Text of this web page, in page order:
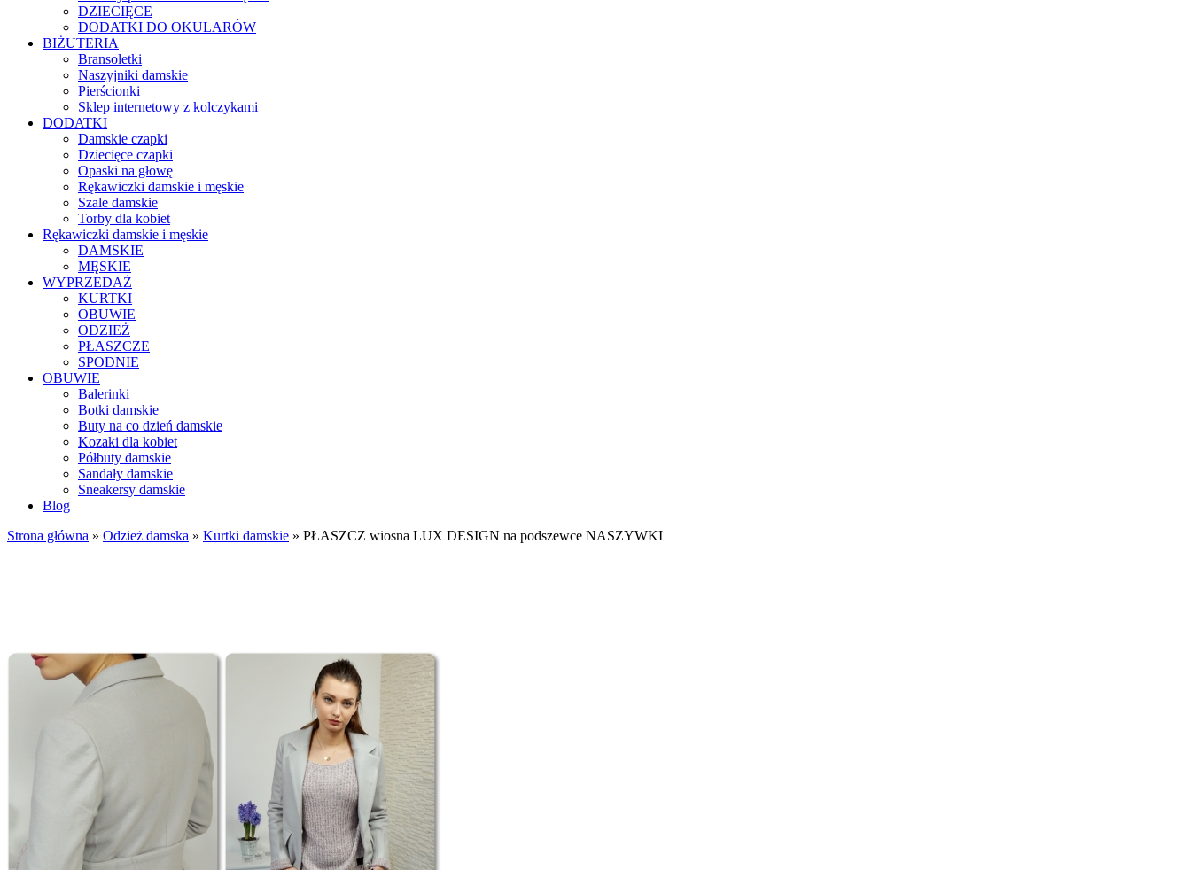
DZIECIĘCE
DODATKI DO OKULARÓW
BIŻUTERIA
Bransoletki
Naszyjniki damskie
Pierścionki
Sklep internetowy z kolczykami
DODATKI
Damskie czapki
Dziecięce czapki
Opaski na głowę
Rękawiczki damskie i męskie
Szale damskie
Torby dla kobiet
Rękawiczki damskie i męskie
DAMSKIE
MĘSKIE
WYPRZEDAŻ
KURTKI
OBUWIE
ODZIEŻ
PŁASZCZE
SPODNIE
OBUWIE
Balerinki
Botki damskie
Buty na co dzień damskie
Kozaki dla kobiet
Półbuty damskie
Sandały damskie
Sneakersy damskie
Blog
Strona główna » Odzież damska » Kurtki damskie » PŁASZCZ wiosna LUX DESIGN na podszewce NASZYWKI